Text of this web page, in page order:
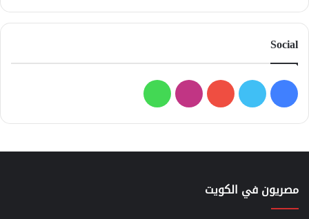
Social
فيسبوك
تويتر يوتيوبانستقرامواتساب
مصريون في الكويت